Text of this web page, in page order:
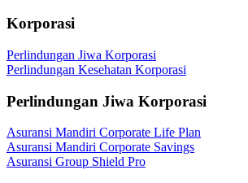
Korporasi
Perlindungan Jiwa Korporasi
Perlindungan Kesehatan Korporasi
Perlindungan Jiwa Korporasi
Asuransi Mandiri Corporate Life Plan
Asuransi Mandiri Corporate Savings
Asuransi Group Shield Pro